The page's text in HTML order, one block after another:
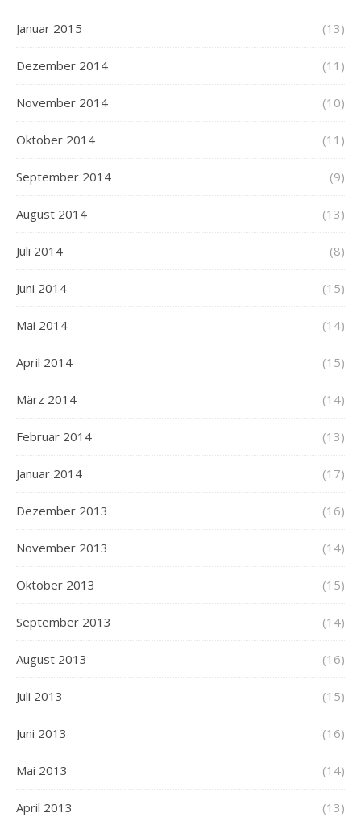
Januar 2015 (13)
Dezember 2014 (11)
November 2014 (10)
Oktober 2014 (11)
September 2014 (9)
August 2014 (13)
Juli 2014 (8)
Juni 2014 (15)
Mai 2014 (14)
April 2014 (15)
März 2014 (14)
Februar 2014 (13)
Januar 2014 (17)
Dezember 2013 (16)
November 2013 (14)
Oktober 2013 (15)
September 2013 (14)
August 2013 (16)
Juli 2013 (15)
Juni 2013 (16)
Mai 2013 (14)
April 2013 (13)